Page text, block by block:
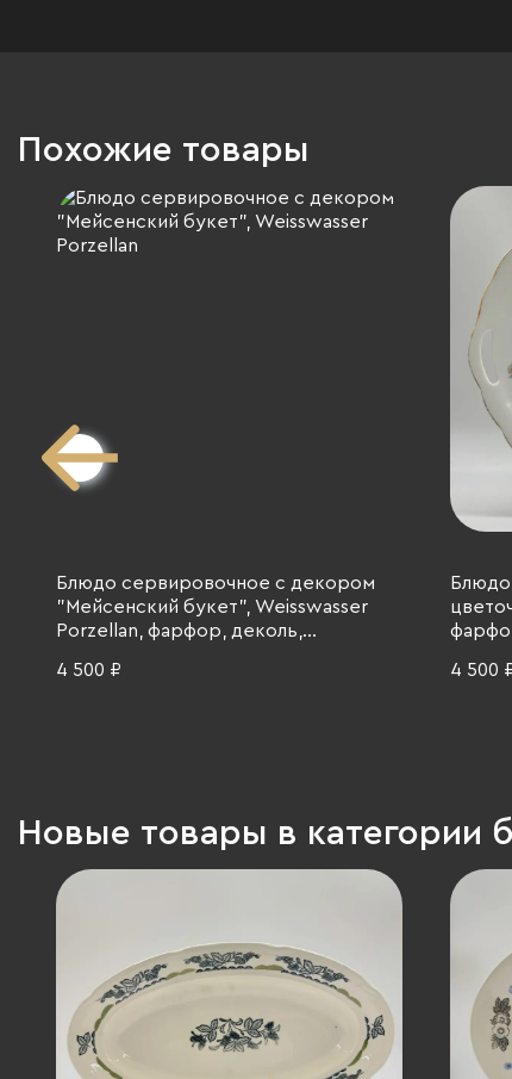
Похожие товары
Блюдо сервировочное с декором
"Мейсенский букет", Weisswasser
Porzellan, фарфор, деколь,
4 500 ₽
4 500
Новые товары в категории